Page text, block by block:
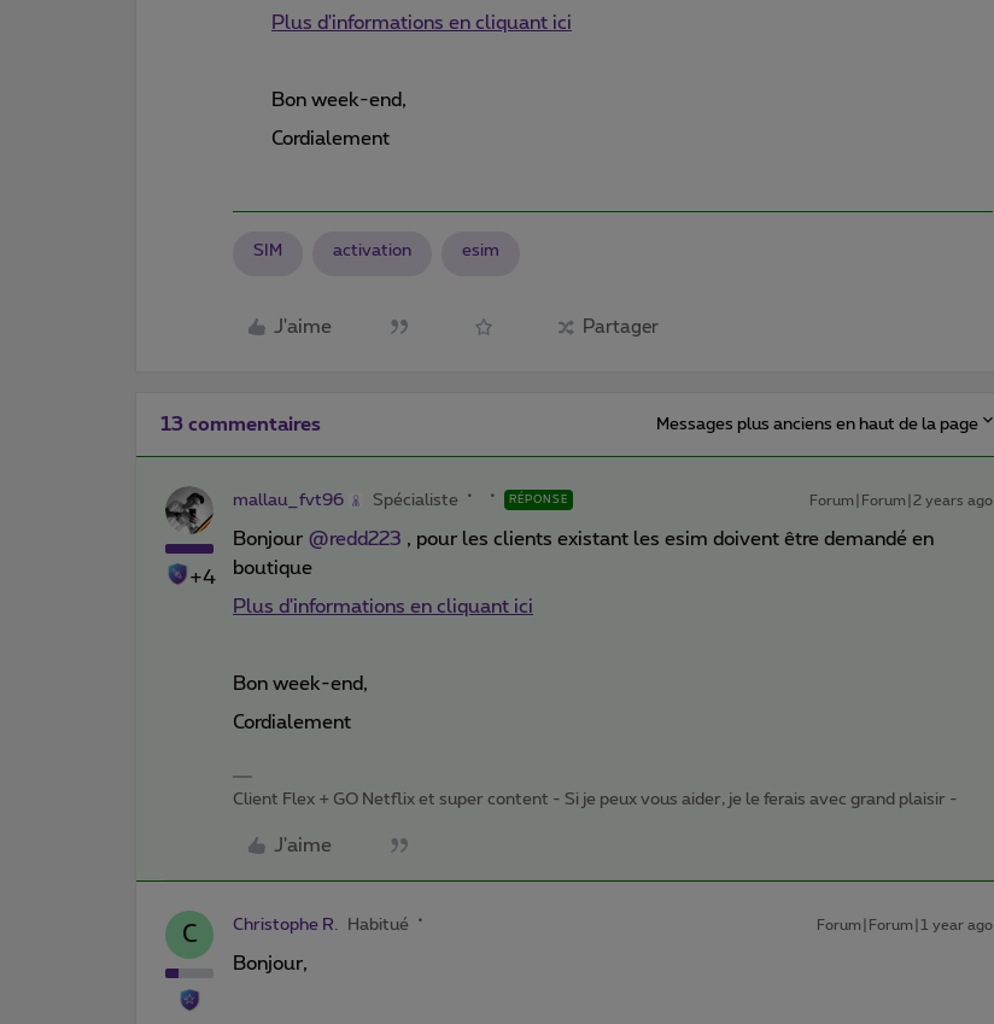
Plus d'informations en cliquant ici
Bon week-end,
Cordialement
SIM activation esim
J'aime Partager
13 commentaires Messages plus anciens en haut de la page
+4
mallau_fvt96 Spécialiste RÉPONSE Forum|Forum|2 years ago
Bonjour @redd223 , pour les clients existant les esim doivent être demandé en
boutique
Plus d'informations en cliquant ici
Bon week-end,
Cordialement
Client Flex + GO Netflix et super content - Si je peux vous aider, je le ferais avec grand plaisir -
J'aime
C Christophe R. Habitué Forum|Forum|1 year ago
Bonjour,